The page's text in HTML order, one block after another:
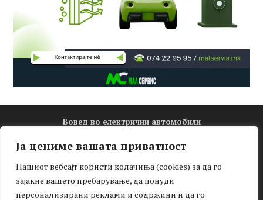
Ја цениме вашата приватност
Нашиот вебсајт користи колачиња (cookies) за да го
зајакне вашето пребарување, да понуди
персонализирани реклами и содржини и да го
Вовед во електрични автомобили
Новости
Зелена мобилност